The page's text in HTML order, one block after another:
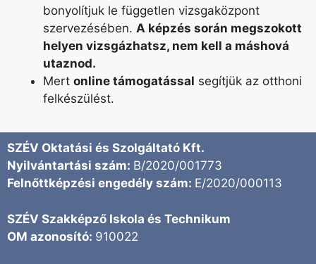
bonyolítjuk le független vizsgaközpont
szervezésében. A képzés során megszokott
helyen vizsgázhatsz, nem kell a máshová
utaznod.
Mert online támogatással segítjük az otthoni
felkészülést.
SZÉV Oktatási és Szolgáltató Kft.
Nyilvántartási szám: B/2020/001773
Felnőttképzési engedély szám: E/2020/000113
SZÉV Szakképző Iskola és Technikum
OM azonosító: 910022